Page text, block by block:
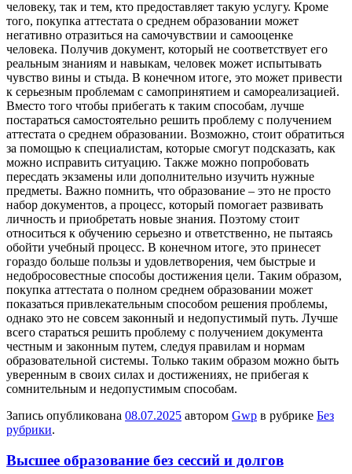
человеку, так и тем, кто предоставляет такую услугу. Кроме
того, покупка аттестата о среднем образовании может
негативно отразиться на самочувствии и самооценке
человека. Получив документ, который не соответствует его
реальным знаниям и навыкам, человек может испытывать
чувство вины и стыда. В конечном итоге, это может привести
к серьезным проблемам с самопринятием и самореализацией.
Вместо того чтобы прибегать к таким способам, лучше
постараться самостоятельно решить проблему с получением
аттестата о среднем образовании. Возможно, стоит обратиться
за помощью к специалистам, которые смогут подсказать, как
можно исправить ситуацию. Также можно попробовать
пересдать экзамены или дополнительно изучить нужные
предметы. Важно помнить, что образование – это не просто
набор документов, а процесс, который помогает развивать
личность и приобретать новые знания. Поэтому стоит
относиться к обучению серьезно и ответственно, не пытаясь
обойти учебный процесс. В конечном итоге, это принесет
гораздо больше пользы и удовлетворения, чем быстрые и
недобросовестные способы достижения цели. Таким образом,
покупка аттестата о полном среднем образовании может
показаться привлекательным способом решения проблемы,
однако это не совсем законный и недопустимый путь. Лучше
всего стараться решить проблему с получением документа
честным и законным путем, следуя правилам и нормам
образовательной системы. Только таким образом можно быть
уверенным в своих силах и достижениях, не прибегая к
сомнительным и недопустимым способам.
Запись опубликована 08.07.2025 автором Gwp в рубрике Без
рубрики.
Высшее образование без сессий и долгов